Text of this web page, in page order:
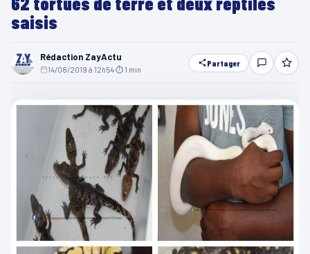
saisis
Rédaction ZayActu
14/08/2019 à 12h54⏱ 1 min
Partager